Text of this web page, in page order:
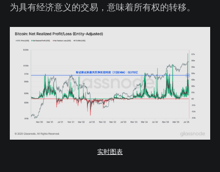
为具有经济意义的交易，意味着所有权的转移。
实时图表